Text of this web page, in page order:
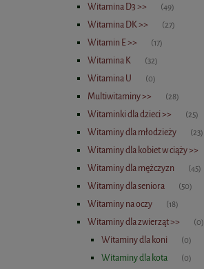
Witamina D3 >> (49)
Witamina DK >> (27)
Witamin E >> (17)
Witamina K (32)
Witamina U (0)
Multiwitaminy >> (28)
Witaminki dla dzieci >> (25)
Witaminy dla młodzieży (23)
Witaminy dla kobiet w ciąży >>
Witaminy dla mężczyzn (45)
Witaminy dla seniora (50)
Witaminy na oczy (18)
Witaminy dla zwierząt >> (0)
Witaminy dla koni (0)
Witaminy dla kota (0)